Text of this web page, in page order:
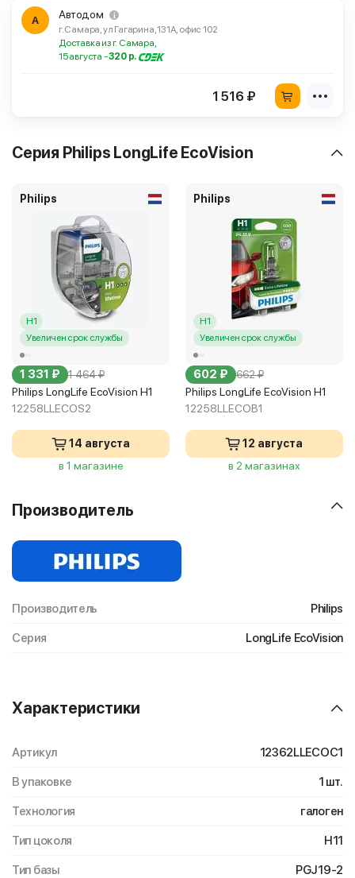
А Автодом
г. Самара, ул Гагарина, 131А, офис 102
Доставка из г. Самара,
15 августа -320 р.
1 516 ₽
Серия Philips LongLife EcoVision
Philips
H1
Увеличен срок службы
1 331 ₽ 1 464 ₽
Philips LongLife EcoVision H1
12258LLECOS2
14 августа
в 1 магазине
Philips
H1
Увеличен срок службы
602 ₽ 662 ₽
Philips LongLife EcoVision H1
12258LLECOB1
12 августа
в 2 магазинах
Производитель
Производитель Philips
Серия LongLife EcoVision
Характеристики
Артикул 12362LLECOC1
В упаковке 1 шт.
Технология галоген
Тип цоколя H11
Тип базы PGJ19-2